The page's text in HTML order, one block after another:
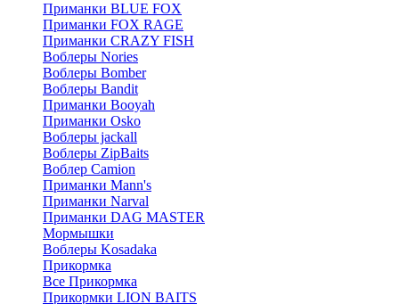
Приманки BLUE FOX
Приманки FOX RAGE
Приманки CRAZY FISH
Воблеры Nories
Воблеры Bomber
Воблеры Bandit
Приманки Booyah
Приманки Osko
Воблеры jackall
Воблеры ZipBaits
Воблер Camion
Приманки Mann's
Приманки Narval
Приманки DAG MASTER
Мормышки
Воблеры Kosadaka
Прикормка
Все Прикормка
Прикормки LION BAITS